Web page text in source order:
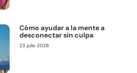
Cómo ayudar a la mente a
desconectar sin culpa
23 julio 2026